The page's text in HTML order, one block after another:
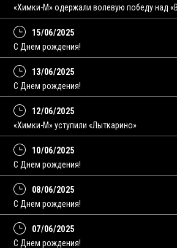
«Химки-М» одержали волевую победу над
15/06/2025
С Днем рождения!
13/06/2025
C Днем рождения!
12/06/2025
«Химки-М» уступили «Лыткарино»
10/06/2025
С Днем рождения!
08/06/2025
C Днем рождения!
07/06/2025
С Днем рождения!